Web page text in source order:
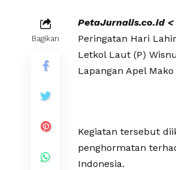
Bagikan
PetaJurnalis.co.id <
Peringatan Hari
Letkol Laut (P)
Lapangan Apel
Kegiatan tersebut
penghormatan
Indonesia.